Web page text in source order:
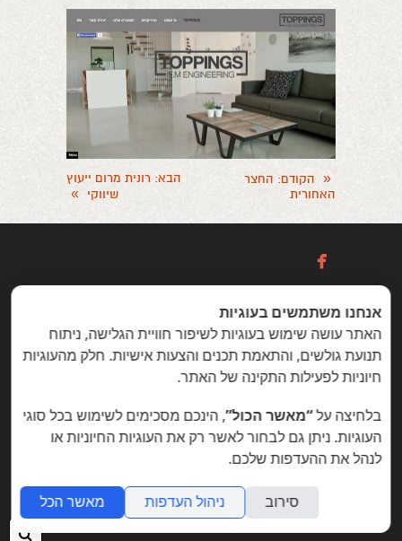
« הקודם: החצר
האחורית
הבא: רונית מרום ייעוץ
שיווקי »

כניסה / הרשמה
הזדמנויות מיוחדות ללקוחות folyou
בניית אתרים © פוליו folyou - מערכת לבניית אתרים
צרו איתנו קשר הצהרת נגישות משרות
לעסק אתרי תדמית שאלות נפוצות
תוכנית שותפים
אפיליאייטס אתר דו לשוני
חנות וירטואלית
אנחנו משתמשים בעוגיות
האתר עושה שימוש בעוגיות לשיפור חוויית הגלישה, ניתוח
תנועת גולשים, והתאמת תכנים והצעות אישיות. חלק מהעוגיות
חיוניות לפעילות התקינה של האתר.
בלחיצה על“מאשר הכול”, הינכם מסכימים לשימוש בכל סוגי
העוגיות. ניתן גם לבחור לאשר רק את העוגיות החיוניות או
לנהל את ההעדפות שלכם.
סירוב ניהול העדפות מאשר הכל